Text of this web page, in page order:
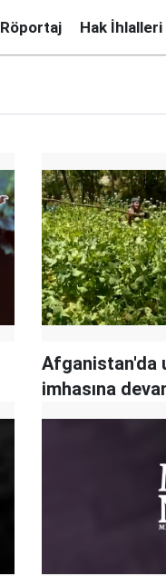
Röportaj Hak İhlalleri
Afganistan'da
imhasına